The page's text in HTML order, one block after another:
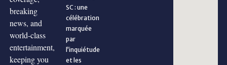
breaking
news, and
world-class
entertainment,
keeping you
SC : une
célébration
marquée
par
l’inquiétude
et les